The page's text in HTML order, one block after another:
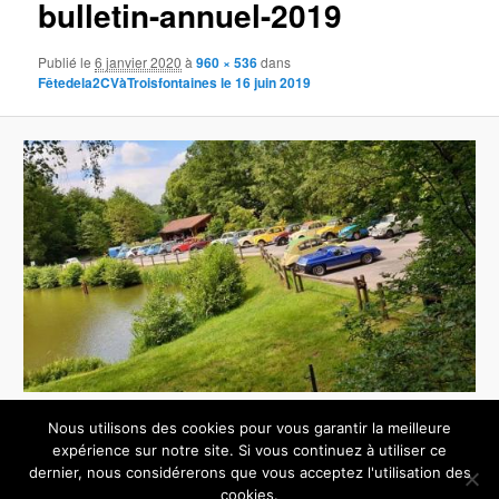
bulletin-annuel-2019
Publié le6 janvier 2020 à960 × 536dans
Fêtedela2CVàTroisfontaines le 16 juin 2019
Fièrement propulsé par WordPress
Nous utilisons des cookies pour vous garantir la meilleure
expérience sur notre site. Si vous continuez à utiliser ce
dernier, nous considérerons que vous acceptez l'utilisation des
cookies.